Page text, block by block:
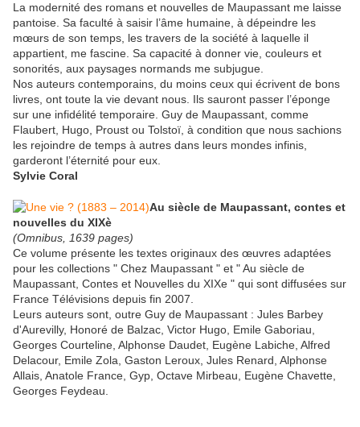
La modernité des romans et nouvelles de Maupassant me laisse
pantoise. Sa faculté à saisir l’âme humaine, à dépeindre les
mœurs de son temps, les travers de la société à laquelle il
appartient, me fascine. Sa capacité à donner vie, couleurs et
sonorités, aux paysages normands me subjugue.
Nos auteurs contemporains, du moins ceux qui écrivent de bons
livres, ont toute la vie devant nous. Ils sauront passer l’éponge
sur une infidélité temporaire. Guy de Maupassant, comme
Flaubert, Hugo, Proust ou Tolstoï, à condition que nous sachions
les rejoindre de temps à autres dans leurs mondes infinis,
garderont l’éternité pour eux.
Sylvie Coral
Au siècle de Maupassant, contes et
nouvelles du XIXè
(Omnibus, 1639 pages)
Ce volume présente les textes originaux des œuvres adaptées
pour les collections " Chez Maupassant " et " Au siècle de
Maupassant, Contes et Nouvelles du XIXe " qui sont diffusées sur
France Télévisions depuis fin 2007.
Leurs auteurs sont, outre Guy de Maupassant : Jules Barbey
d'Aurevilly, Honoré de Balzac, Victor Hugo, Emile Gaboriau,
Georges Courteline, Alphonse Daudet, Eugène Labiche, Alfred
Delacour, Emile Zola, Gaston Leroux, Jules Renard, Alphonse
Allais, Anatole France, Gyp, Octave Mirbeau, Eugène Chavette,
Georges Feydeau.